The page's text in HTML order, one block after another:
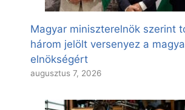
Magyar miniszterelnök szerint
három jelölt versenyez a
elnökségért
augusztus 7, 2026